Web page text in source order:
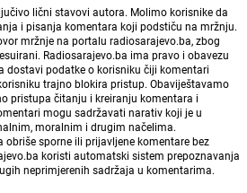
lični stavovi autora. Molimo korisnike da
i pisanja komentara koji podstiču na mržnju.
mržnje na portalu radiosarajevo.ba, zbog
Radiosarajevo.ba ima pravo i obavezu
dostavi podatke o korisniku čiji komentari
trajno blokira pristup. Obaviještavamo
pristupa čitanju i kreiranju komentara i
mogu sadržavati narativ koji je u
moralnim i drugim načelima.
obriše sporne ili prijavljene komentare bez
koristi automatski sistem prepoznavanja
neprimjerenih sadržaja u komentarima.